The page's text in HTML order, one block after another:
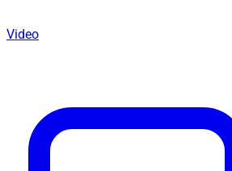
Video